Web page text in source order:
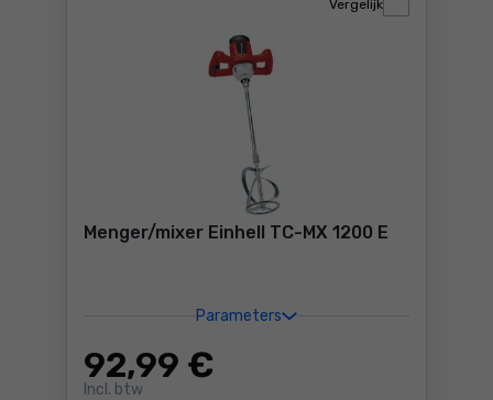
Menger/mixer Einhell TC-MX 1200 E
Parameters
92,99 €
Incl. btw
Vergelijk